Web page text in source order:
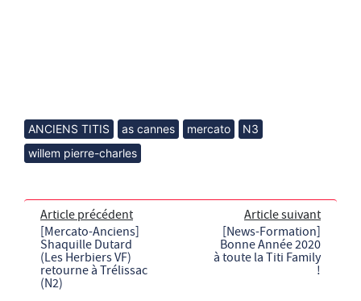
ANCIENS TITIS as cannes mercato
N3
willem pierre-charles
Article précédent
[Mercato-Anciens]
Shaquille Dutard
(Les Herbiers VF)
retourne à Trélissac
(N2)
Article suivant
[News-Formation]
Bonne Année 2020
à toute la Titi Family
!